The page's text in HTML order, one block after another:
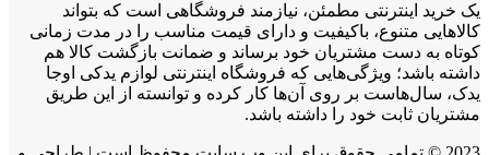
یک خرید اینترنتی مطمئن، نیازمند فروشگاهی است که بتواند
کالاهایی متنوع، باکیفیت و دارای قیمت مناسب را در مدت زمانی
کوتاه به دست مشتریان خود برساند و ضمانت بازگشت کالا هم
داشته باشد؛ ویژگی‌هایی که فروشگاه اینترنتی لوازم یدکی اوجا
یدک، سال‌هاست بر روی آن‌ها کار کرده و توانسته از این طریق
مشتریان ثابت خود را داشته باشد.